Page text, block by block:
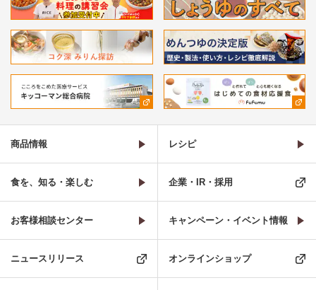
商品情報 レシピ
食を、知る・楽しむ 企業・IR・採用
お客様相談センター キャンペーン・イベント情報
ニュースリリース オンラインショップ